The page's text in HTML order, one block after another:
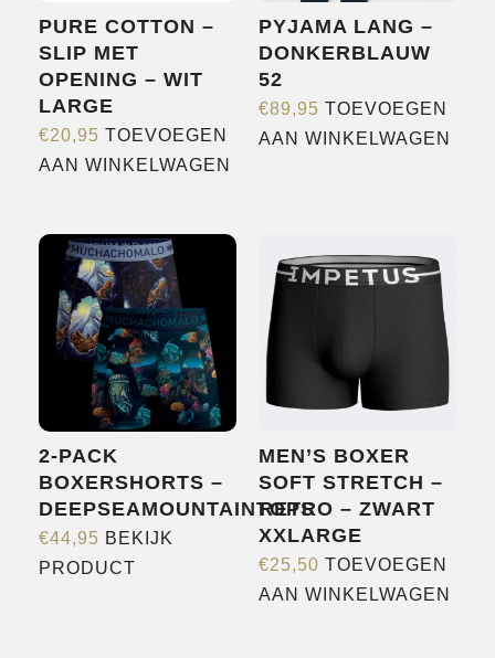
PURE COTTON –
SLIP MET
OPENING – WIT
LARGE
€20,95 TOEVOEGEN
AAN WINKELWAGEN
PYJAMA LANG –
DONKERBLAUW
52
€89,95 TOEVOEGEN
AAN WINKELWAGEN
2-PACK
BOXERSHORTS –
DEEPSEAMOUNTAINTOPS
€44,95 BEKIJK
PRODUCT
MEN’S BOXER
SOFT STRETCH –
RETRO – ZWART
XXLARGE
€25,50 TOEVOEGEN
AAN WINKELWAGEN